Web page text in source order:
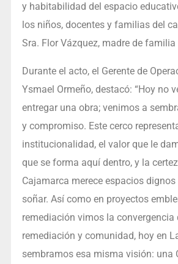
y habitabilidad del espacio
los niños, docentes y familias del
Sra. Flor Vázquez, madre de
Durante el acto, el Gerente de
Ysmael Ormeño, destacó: “Hoy no
entregar una obra; venimos a
y compromiso. Este cerco
institucionalidad, el valor que le
que se forma aquí dentro, y la
Cajamarca merece espacios
soñar. Así como en proyectos
remediación vimos la convergencia
remediación y comunidad, hoy en
sembramos esa misma visión: una